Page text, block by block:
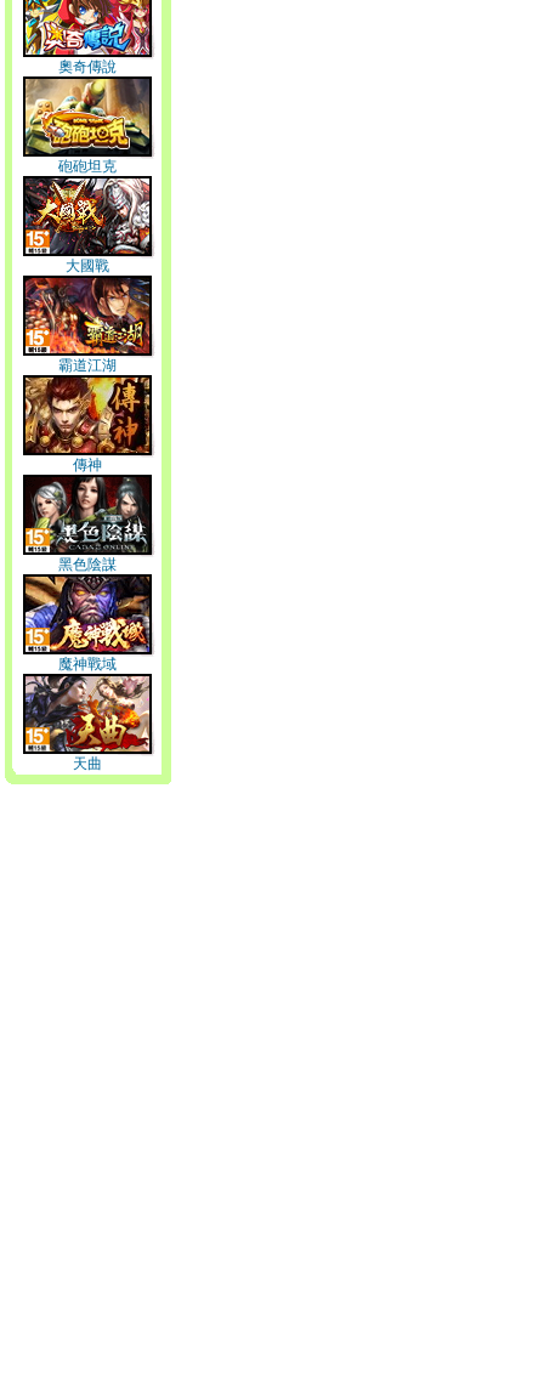
奧奇傳說
砲砲坦克
大國戰
霸道江湖
傳神
黑色陰謀
魔神戰域
天曲